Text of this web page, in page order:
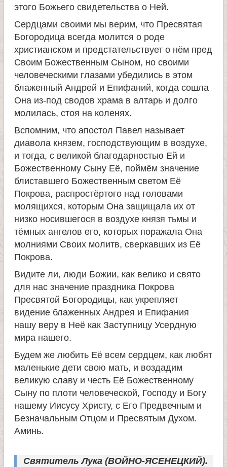
в
к
о
й
этого Божьего свидетельства о Ней.
Сердцами своими мы верим, что Пресвятая
Богородица всегда молится о роде
христианском и предстательствует о нём пред
Своим Божественным Сыном, но своими
человеческими глазами убедились в этом
блаженный Андрей и Епифаний, когда сошла
Она из-под сводов храма в алтарь и долго
молилась, стоя на коленях.
Вспомним, что апостол Павел называет
диавола князем, господствующим в воздухе,
и тогда, с великой благодарностью Ей и
Божественному Сыну Её, поймём значение
блиставшего Божественным светом Её
Покрова, распростёртого над головами
молящихся, которым Она защищала их от
низко носившегося в воздухе князя тьмы и
тёмных ангелов его, которых поражала Она
молниями Своих молитв, сверкавших из Её
Покрова.
Видите ли, люди Божии, как велико и свято
для нас значение праздника Покрова
Пресвятой Богородицы, как укрепляет
видение блаженных Андрея и Епифания
нашу веру в Неё как Заступницу Усердную
мира нашего.
Будем же любить Её всем сердцем, как любят
маленькие дети свою мать, и воздадим
великую славу и честь Её Божественному
Сыну по плоти человеческой, Господу и Богу
нашему Иисусу Христу, с Его Предвечным и
Безначальным Отцом и Пресвятым Духом.
Аминь.
Святитель Лука (ВОЙНО-ЯСЕНЕЦКИЙ).